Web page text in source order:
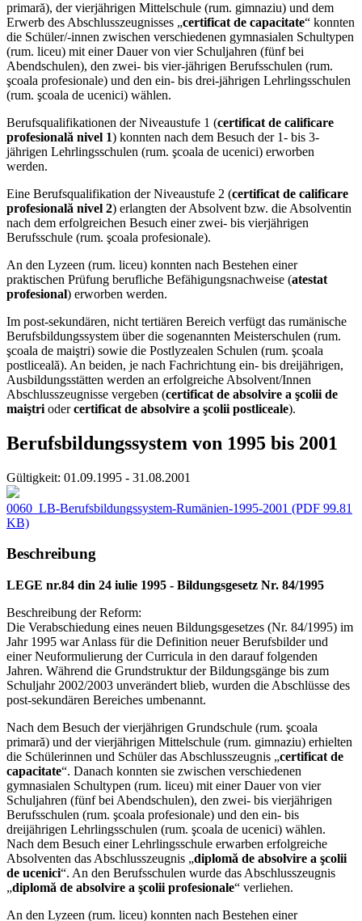
primară), der vierjährigen Mittelschule (rum. gimnaziu) und dem
Erwerb des Abschlusszeugnisses „certificat de capacitate“ konnten
die Schüler/-innen zwischen verschiedenen gymnasialen Schultypen
(rum. liceu) mit einer Dauer von vier Schuljahren (fünf bei
Abendschulen), den zwei- bis vier-jährigen Berufsschulen (rum.
şcoala profesionale) und den ein- bis drei-jährigen Lehrlingsschulen
(rum. şcoala de ucenici) wählen.
Berufsqualifikationen der Niveaustufe 1 (certificat de calificare
profesională nivel 1) konnten nach dem Besuch der 1- bis 3-
jährigen Lehrlingsschulen (rum. şcoala de ucenici) erworben
werden.
Eine Berufsqualifikation der Niveaustufe 2 (certificat de calificare
profesională nivel 2) erlangten der Absolvent bzw. die Absolventin
nach dem erfolgreichen Besuch einer zwei- bis vierjährigen
Berufsschule (rum. şcoala profesionale).
An den Lyzeen (rum. liceu) konnten nach Bestehen einer
praktischen Prüfung berufliche Befähigungsnachweise (atestat
profesional) erworben werden.
Im post-sekundären, nicht tertiären Bereich verfügt das rumänische
Berufsbildungssystem über die sogenannten Meisterschulen (rum.
şcoala de maiştri) sowie die Postlyzealen Schulen (rum. şcoala
postliceală). An beiden, je nach Fachrichtung ein- bis dreijährigen,
Ausbildungsstätten werden an erfolgreiche Absolvent/Innen
Abschlusszeugnisse vergeben (certificat de absolvire a şcolii de
maiştri odercertificat de absolvire a şcolii postliceale).
Berufsbildungssystem von 1995 bis 2001
Gültigkeit: 01.09.1995 - 31.08.2001
0060_LB-Berufsbildungssystem-Rumänien-1995-2001 (PDF 99.81
KB)
Beschreibung
LEGE nr.84 din 24 iulie 1995 - Bildungsgesetz Nr. 84/1995
Beschreibung der Reform:
Die Verabschiedung eines neuen Bildungsgesetzes (Nr. 84/1995) im
Jahr 1995 war Anlass für die Definition neuer Berufsbilder und
einer Neuformulierung der Curricula in den darauf folgenden
Jahren. Während die Grundstruktur der Bildungsgänge bis zum
Schuljahr 2002/2003 unverändert blieb, wurden die Abschlüsse des
post-sekundären Bereiches umbenannt.
Nach dem Besuch der vierjährigen Grundschule (rum. şcoala
primară) und der vierjährigen Mittelschule (rum. gimnaziu) erhielten
die Schülerinnen und Schüler das Abschlusszeugnis „certificat de
capacitate“. Danach konnten sie zwischen verschiedenen
gymnasialen Schultypen (rum. liceu) mit einer Dauer von vier
Schuljahren (fünf bei Abendschulen), den zwei- bis vierjährigen
Berufsschulen (rum. şcoala profesionale) und den ein- bis
dreijährigen Lehrlingsschulen (rum. şcoala de ucenici) wählen.
Nach dem Besuch einer Lehrlingsschule erwarben erfolgreiche
Absolventen das Abschlusszeugnis „diplomă de absolvire a şcolii
de ucenici“. An den Berufsschulen wurde das Abschlusszeugnis
„diplomă de absolvire a şcolii profesionale“ verliehen.
An den Lyzeen (rum. liceu) konnten nach Bestehen einer